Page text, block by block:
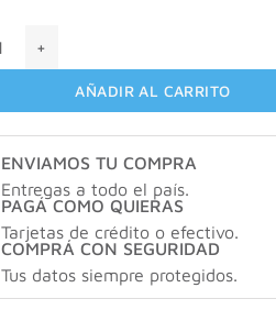
AÑADIR AL CARRITO
ENVIAMOS TU COMPRA
Entregas a todo el país.
PAGÁ COMO QUIERAS
Tarjetas de crédito o efectivo.
COMPRÁ CON SEGURIDAD
Tus datos siempre protegidos.